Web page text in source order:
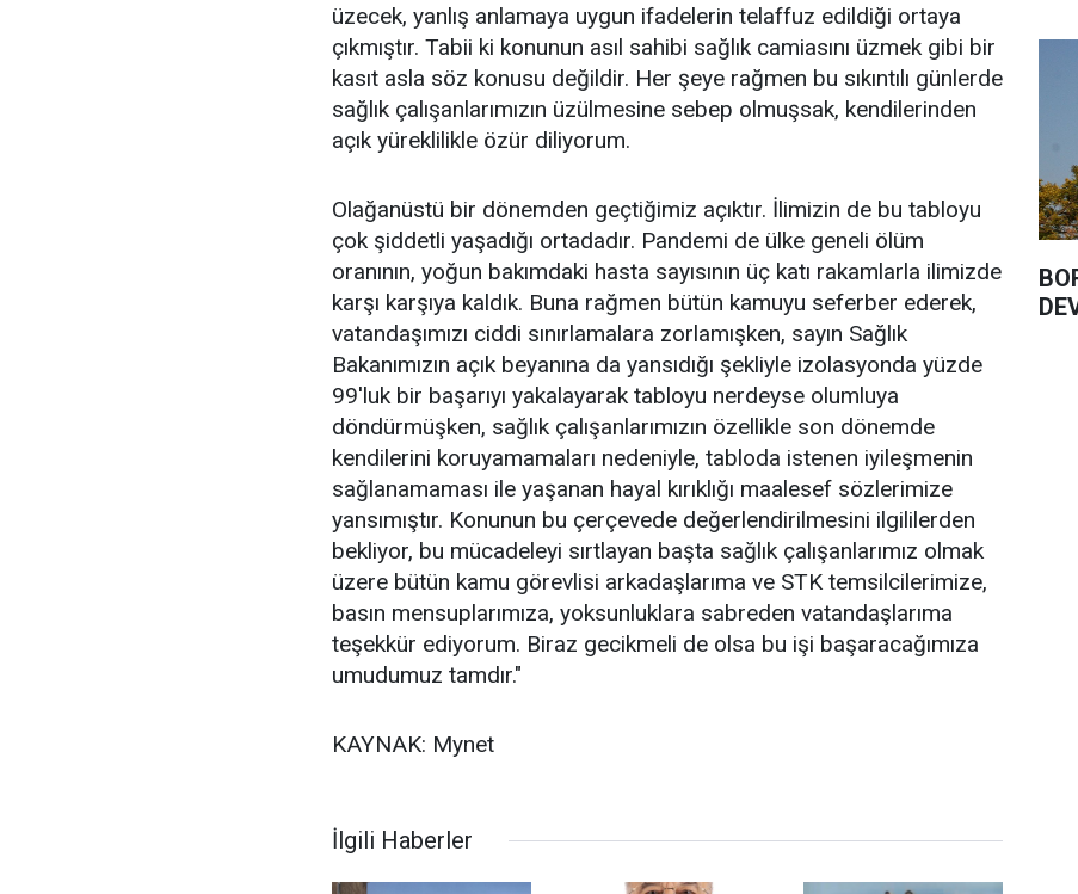
üzecek, yanlış anlamaya uygun ifadelerin telaffuz edildiği ortaya
çıkmıştır. Tabii ki konunun asıl sahibi sağlık camiasını üzmek gibi bir
kasıt asla söz konusu değildir. Her şeye rağmen bu sıkıntılı günlerde
sağlık çalışanlarımızın üzülmesine sebep olmuşsak, kendilerinden
açık yüreklilikle özür diliyorum.
Olağanüstü bir dönemden geçtiğimiz açıktır. İlimizin de bu tabloyu
çok şiddetli yaşadığı ortadadır. Pandemi de ülke geneli ölüm
oranının, yoğun bakımdaki hasta sayısının üç katı rakamlarla ilimizde
karşı karşıya kaldık. Buna rağmen bütün kamuyu seferber ederek,
vatandaşımızı ciddi sınırlamalara zorlamışken, sayın Sağlık
Bakanımızın açık beyanına da yansıdığı şekliyle izolasyonda yüzde
99'luk bir başarıyı yakalayarak tabloyu nerdeyse olumluya
döndürmüşken, sağlık çalışanlarımızın özellikle son dönemde
kendilerini koruyamamaları nedeniyle, tabloda istenen iyileşmenin
sağlanamaması ile yaşanan hayal kırıklığı maalesef sözlerimize
yansımıştır. Konunun bu çerçevede değerlendirilmesini ilgililerden
bekliyor, bu mücadeleyi sırtlayan başta sağlık çalışanlarımız olmak
üzere bütün kamu görevlisi arkadaşlarıma ve STK temsilcilerimize,
basın mensuplarımıza, yoksunluklara sabreden vatandaşlarıma
teşekkür ediyorum. Biraz gecikmeli de olsa bu işi başaracağımıza
umudumuz tamdır."
KAYNAK: Mynet
İlgili Haberler